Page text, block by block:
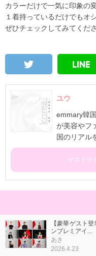
カラーだけで一気に印象の
１着持っているだけでもオ
ぜひチェックしてみてくだ
ユウ
emmary韓
が美容やフ
国のリアル
ゲストラ
【豪華ゲスト
ンプレミアイ...
あき
2026.4.23